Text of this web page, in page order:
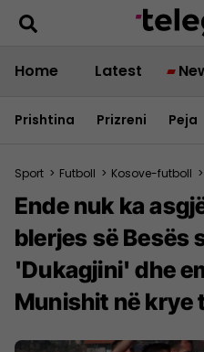
Home Latest
Prishtina Prizreni Peja
Sport > Futboll > Kosove-futboll >
Ende nuk ka
blerjes së Besës
'Dukagjini' dhe
Munishit në krye